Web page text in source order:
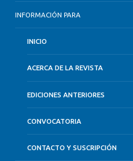
INFORMACIÓN PARA
INICIO
ACERCA DE LA REVISTA
EDICIONES ANTERIORES
CONVOCATORIA
CONTACTO Y SUSCRIPCIÓN